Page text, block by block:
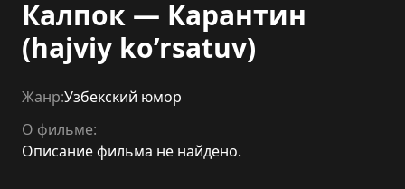
Калпок — Карантин
(hajviy ko’rsatuv)
Жанр:Узбекский юмор
О фильме:
Описание фильма не найдено.